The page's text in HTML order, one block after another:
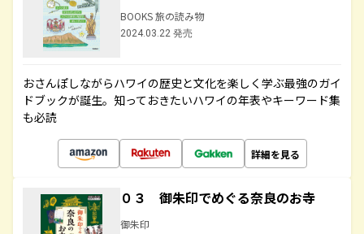
BOOKS 旅の読み物
2024.03.22 発売
おさんぽしながらハワイの歴史と文化を楽しく学ぶ最強のガイ
ドブックが誕生。知っておきたいハワイの年表やキーワード集
も必読
詳細を見る
０３ 御朱印でめぐる奈良のお寺
御朱印